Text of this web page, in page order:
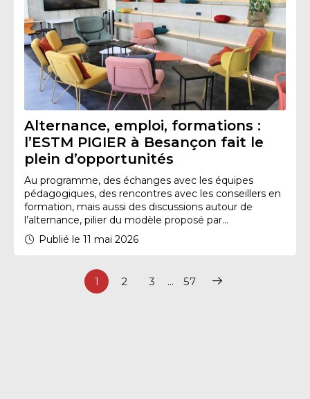
Alternance, emploi, formations :
l’ESTM PIGIER à Besançon fait le
plein d’opportunités
Au programme, des échanges avec les équipes
pédagogiques, des rencontres avec les conseillers en
formation, mais aussi des discussions autour de
l’alternance, pilier du modèle proposé par...
Publié le 11 mai 2026
1 2 3 ... 57